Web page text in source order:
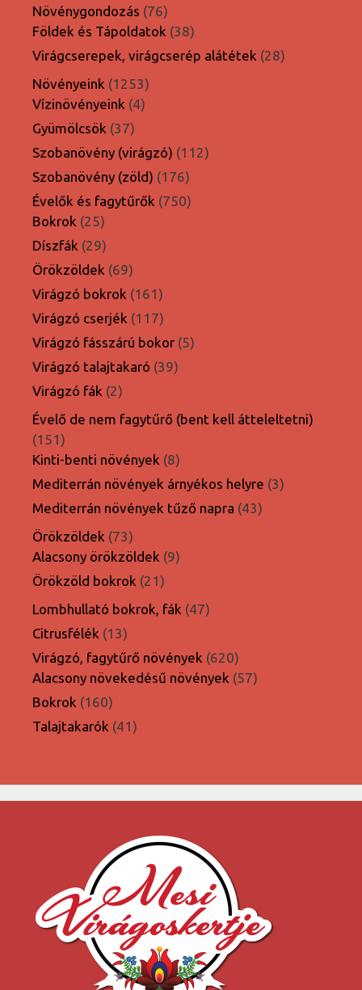
termék
Növénygondozás 7676
termék
Földek és Tápoldatok 3838
termék
Virágcserepek, virágcserép alátétek 2828
Növényeink 12531253
termék
Vízinövényeink 44
Gyümölcsök 3737
termék
Szobanövény (virágzó) 112112
Szobanövény (zöld) 176176
termék
Évelők és fagytűrők 750750
Bokrok 2525
termék
Díszfák 2929
termék
Örökzöldek 6969
termék
Virágzó bokrok 161161
termék
Virágzó cserjék 117117
termék
Virágzó fásszárú bokor 55
Virágzó talajtakaró 3939
Virágzó fák 22
termék
Évelő de nem fagytűrő (bent kell átteleltetni)
151151
termék
Kinti-benti növények 88
termék
Mediterrán növények árnyékos helyre 33
Mediterrán növények tűző napra 4343
Örökzöldek 7373
termék
Alacsony örökzöldek 99
Örökzöld bokrok 2121
termék
Lombhullató bokrok, fák 4747
Citrusfélék 1313
termék
Virágzó, fagytűrő növények 620620
termék
Alacsony növekedésű növények 5757
Bokrok 160160
termék
Talajtakarók 4141